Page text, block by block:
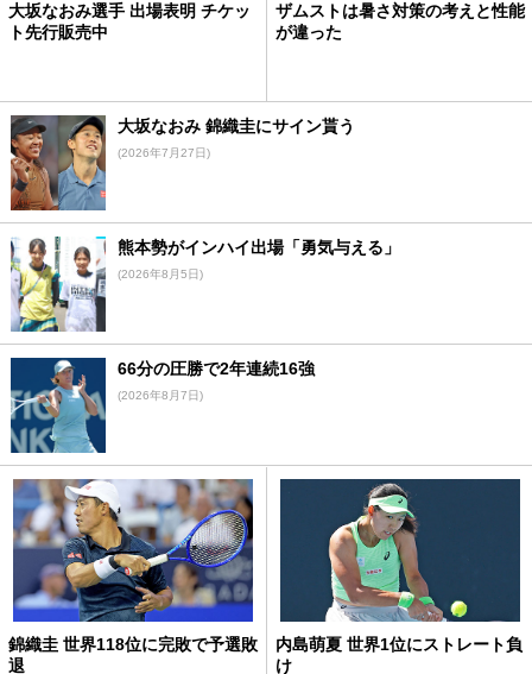
大坂なおみ選手 出場表明 チケッ
ト先行販売中
ザムストは暑さ対策の考えと性能
が違った
大坂なおみ 錦織圭にサイン貰う
(2026年7月27日)
熊本勢がインハイ出場「勇気与える」
(2026年8月5日)
66分の圧勝で2年連続16強
(2026年8月7日)
錦織圭 世界118位に完敗で予選敗
退
内島萌夏 世界1位にストレート負
け